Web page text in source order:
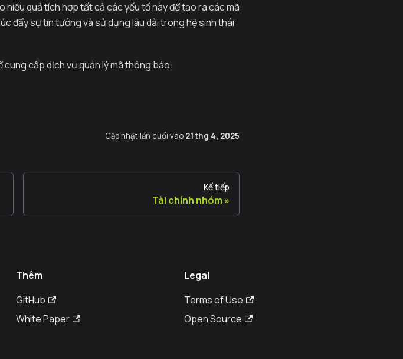
quả tích hợp tất cả các yếu tố này để tạo ra các mã
đẩy sự tin tưởng và sử dụng lâu dài trong hệ sinh thái
cung cấp dịch vụ quản lý mã thông báo:
Cập nhật lần cuối vào 21 thg 4, 2025
Kế tiếp
Tài chính nhóm
Thêm
GitHub
White Paper
Legal
Terms of Use
Open Source